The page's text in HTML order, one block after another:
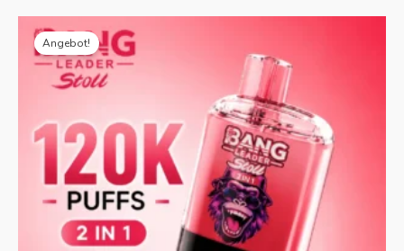
Angebot!
war:
€25.99.
Preis
ist:
€5.39.